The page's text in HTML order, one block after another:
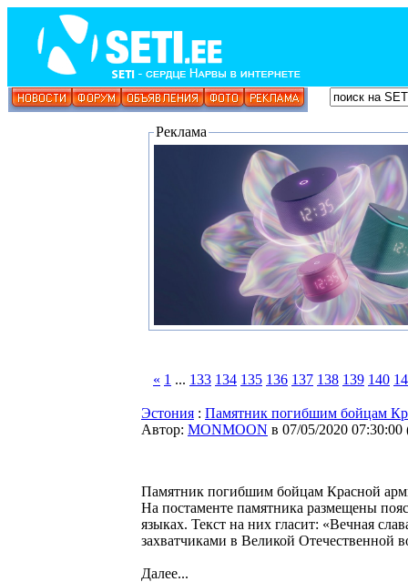
Реклама
« 1 ... 133 134 135 136 137 138 139 140
Эстония : Памятник погибшим бойцам
Автор: MONMOON в 07/05/2020 07:30:00
Памятник погибшим бойцам Красной
На постаменте памятника размещены
языках. Текст на них гласит: «Вечная
захватчиками в Великой Отечественной
Далее...